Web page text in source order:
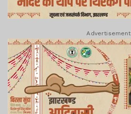
Advertisement